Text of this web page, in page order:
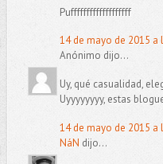
Pufffffffffffffffffff
14 de mayo de 2015 a
Anónimo dijo...
Uy, qué casualidad,
Uyyyyyyyy, estas
14 de mayo de 2015 a
NáN dijo...